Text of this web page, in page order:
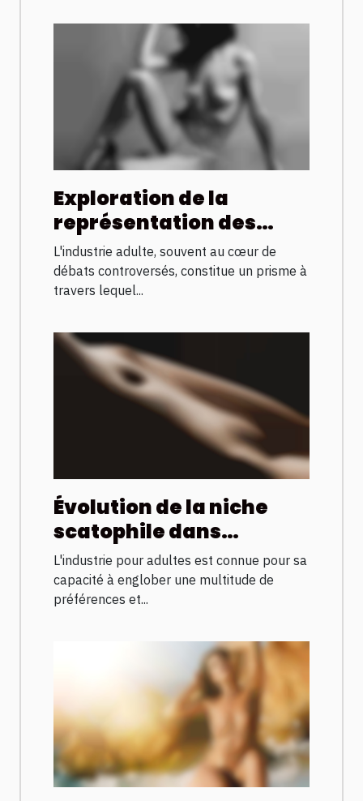
Exploration de la
représentation des
femmes arabes dans
l'industrie adulte
L'industrie adulte, souvent au cœur de
débats controversés, constitue un prisme à
travers lequel...
Évolution de la niche
scatophile dans
l'industrie pour adultes
à travers les années
L'industrie pour adultes est connue pour sa
capacité à englober une multitude de
préférences et...